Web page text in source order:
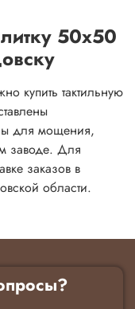
50х50
купить тактильную
для мощения,
заводе. Для
заказов в
области.